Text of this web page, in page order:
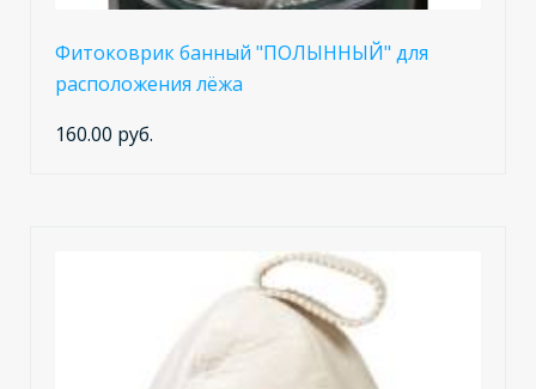
Фитоковрик банный "ПОЛЫННЫЙ" для
расположения лёжа
160.00 руб.